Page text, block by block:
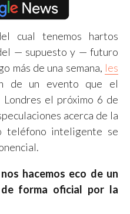
cual tenemos hartos
— supuesto y — futuro
más de una semana, les
de un evento que el
el próximo 6 de
acerca de la
teléfono inteligente se
nos hacemos eco de un
forma oficial por la